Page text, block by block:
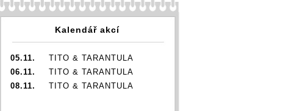
Kalendář akcí
05.11.
TITO & TARANTULA
06.11.
TITO & TARANTULA
08.11.
TITO & TARANTULA